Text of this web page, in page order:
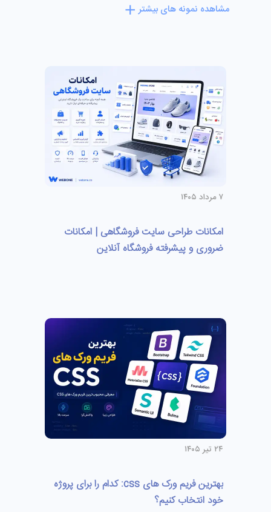
مشاهده نمونه های بیشتر
۷ مرداد ۱۴۰۵
امکانات طراحی سایت فروشگاهی | امکانات
ضروری و پیشرفته فروشگاه آنلاین
۲۴ تیر ۱۴۰۵
بهترین فریم ورک های css: کدام را برای پروژه
خود انتخاب کنیم؟